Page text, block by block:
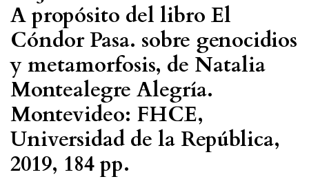
A propósito del libro El
Cóndor Pasa. sobre genocidios
y metamorfosis, de Natalia
Montealegre Alegría.
Montevideo: FHCE,
Universidad de la República,
2019, 184 pp.